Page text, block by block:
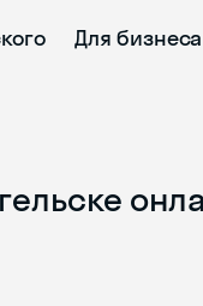
Для бизнеса